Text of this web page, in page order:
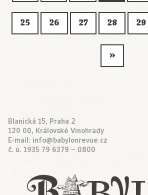
25 26 27 28 29
»
Blanická 15, Praha 2
120 00, Královské Vinohrady
E-mail: info@babylonrevue.cz
č. ú. 1935 79 6379 – 0800